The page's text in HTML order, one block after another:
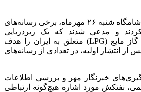
به گزارش خبرنگار مهر، شامگاه شنبه ۲۶ مهرماه، برخی رسانه‌های
و مدعی شدند که یک زیردریایی
آمریکایی، نفتکش حامل گاز مایع (LPG) متعلق به ایران را هدف
از انتشار اولیه، در تعدادی از رسانه‌های
خبرنگار مهر و بررسی اطلاعات
نفتکش مورد اشاره هیچ‌گونه ارتباطی